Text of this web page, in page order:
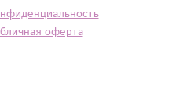
оферта